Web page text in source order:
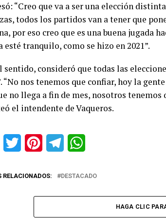
“Creo que va a ser una elección
todos los partidos van a tener que
por eso creo que es una buena jugada
esté tranquilo, como se hizo en 2021”.
sentido, consideró que todas las
“No nos tenemos que confiar, hoy la
no llega a fin de mes, nosotros
el intendente de Vaqueros.
FacebookTwitter PinterestTelegram
RELACIONADOS: DESTACADO
HAGA CLIC